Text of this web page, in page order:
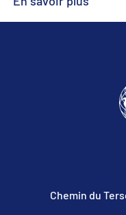
Chemin du